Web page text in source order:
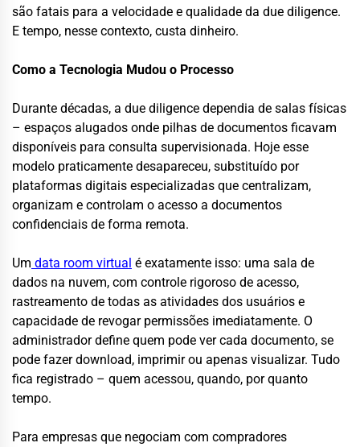
são fatais para a velocidade e qualidade da due diligence.
E tempo, nesse contexto, custa dinheiro.
Como a Tecnologia Mudou o Processo
Durante décadas, a due diligence dependia de salas físicas
– espaços alugados onde pilhas de documentos ficavam
disponíveis para consulta supervisionada. Hoje esse
modelo praticamente desapareceu, substituído por
plataformas digitais especializadas que centralizam,
organizam e controlam o acesso a documentos
confidenciais de forma remota.
Um data room virtual é exatamente isso: uma sala de
dados na nuvem, com controle rigoroso de acesso,
rastreamento de todas as atividades dos usuários e
capacidade de revogar permissões imediatamente. O
administrador define quem pode ver cada documento, se
pode fazer download, imprimir ou apenas visualizar. Tudo
fica registrado – quem acessou, quando, por quanto
tempo.
Para empresas que negociam com compradores